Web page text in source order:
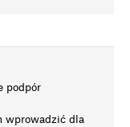
podpór
wprowadzić dla